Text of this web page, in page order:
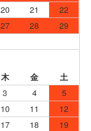
20 21
22
27 28
29
木 金
土
3 4
5
10 11
12
17 18
19